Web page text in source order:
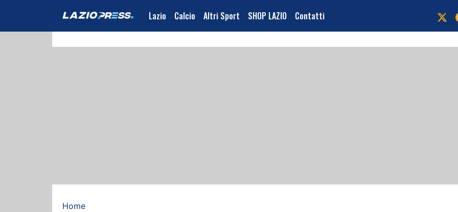
Lazio Calcio Altri Sport SHOP LAZIO Contatti
Home